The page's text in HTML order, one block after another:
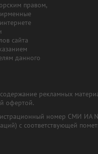
правом,
сайта
данного
рекламных
офертой.
номер СМИ
с соответствующей